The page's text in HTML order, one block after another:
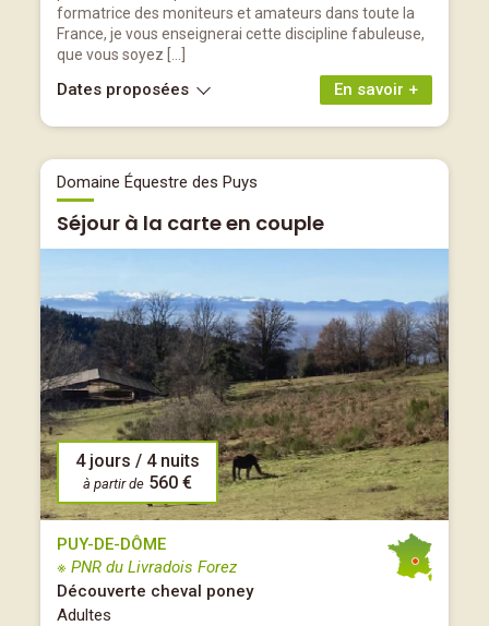
formatrice des moniteurs et amateurs dans toute la
France, je vous enseignerai cette discipline fabuleuse,
que vous soyez […]
En savoir +
Dates proposées
Domaine Équestre des Puys
Séjour à la carte en couple
4 jours / 4 nuits
à partir de 560 €
PUY-DE-DÔME
※ PNR du Livradois Forez
Découverte cheval poney
Adultes